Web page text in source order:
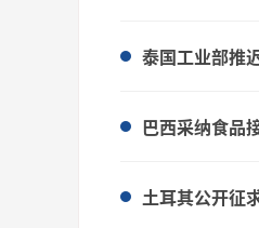
泰国工业部推
巴西采纳食品
土耳其公开征